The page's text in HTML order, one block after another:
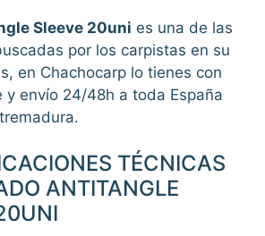
Sleeve 20uni es una de las
por los carpistas en su
en Chachocarp lo tienes con
y envío 24/48h a toda España
TÉCNICAS
ANTITANGLE